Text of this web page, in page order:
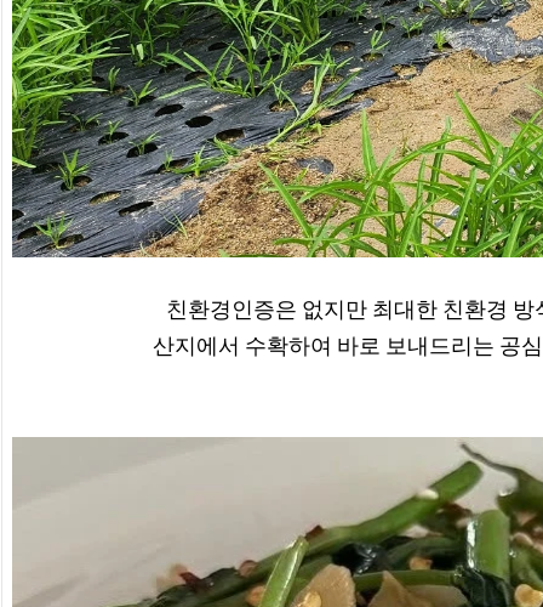
친환경인증은 없지만 최대한 친환경
산지에서 수확하여 바로 보내드리는 공